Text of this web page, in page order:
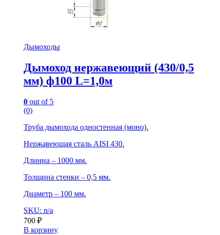
Дымоходы
Дымоход нержавеющий (430/0,5
мм) ф100 L=1,0м
0 out of 5
(0)
Труба дымохода одностенная (моно).
Нержавеющая сталь AISI 430.
Длинна – 1000 мм.
Толщина стенки – 0,5 мм.
Диаметр – 100 мм.
SKU: n/a
700 ₽
В корзину